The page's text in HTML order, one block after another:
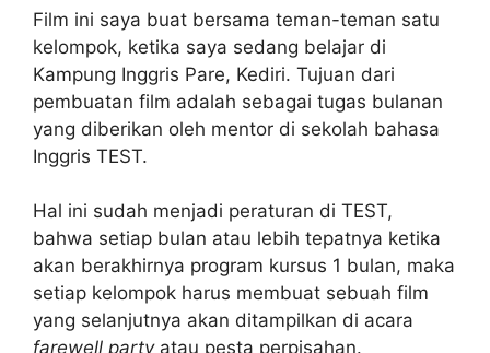
Film ini saya buat bersama teman-teman satu
kelompok, ketika saya sedang belajar di
Kampung Inggris Pare, Kediri. Tujuan dari
pembuatan film adalah sebagai tugas bulanan
yang diberikan oleh mentor di sekolah bahasa
Inggris TEST.
Hal ini sudah menjadi peraturan di TEST,
bahwa setiap bulan atau lebih tepatnya ketika
akan berakhirnya program kursus 1 bulan, maka
setiap kelompok harus membuat sebuah film
yang selanjutnya akan ditampilkan di acara
farewell partyatau pesta perpisahan.